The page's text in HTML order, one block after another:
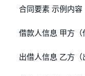
合同要素 示例内容
借款人信息 甲方
出借人信息 乙方